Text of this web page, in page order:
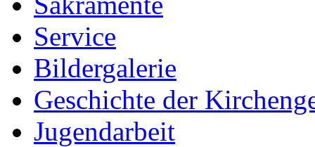
Service
Bildergalerie
Geschichte der
Jugendarbeit